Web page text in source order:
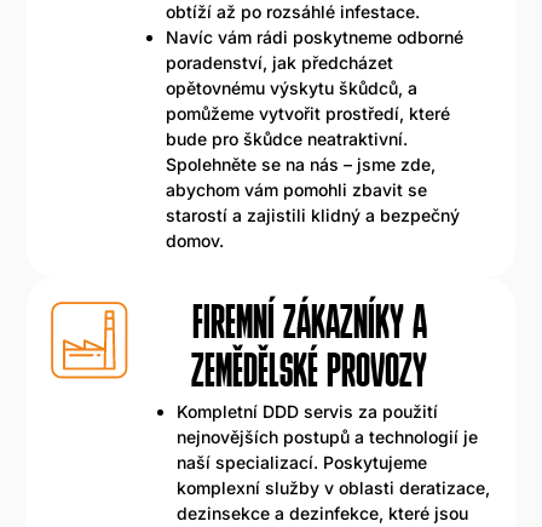
obtíží až po rozsáhlé infestace.
Navíc vám rádi poskytneme odborné
poradenství, jak předcházet
opětovnému výskytu škůdců, a
pomůžeme vytvořit prostředí, které
bude pro škůdce neatraktivní.
Spolehněte se na nás – jsme zde,
abychom vám pomohli zbavit se
starostí a zajistili klidný a bezpečný
domov.
FIREMNÍ ZÁKAZNÍKY A
ZEMĚDĚLSKÉ PROVOZY
Kompletní DDD servis za použití
nejnovějších postupů a technologií je
naší specializací. Poskytujeme
komplexní služby v oblasti deratizace,
dezinsekce a dezinfekce, které jsou